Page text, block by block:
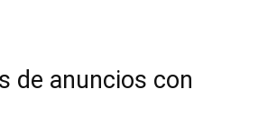
de anuncios con